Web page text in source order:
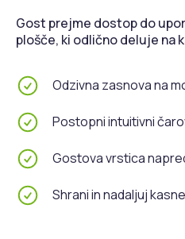
Gost prejme dostop do
plošče, ki odlično deluje na
Odzivna zasnova na
Postopni intuitivni
Gostova vrstica
Shrani in nadaljuj